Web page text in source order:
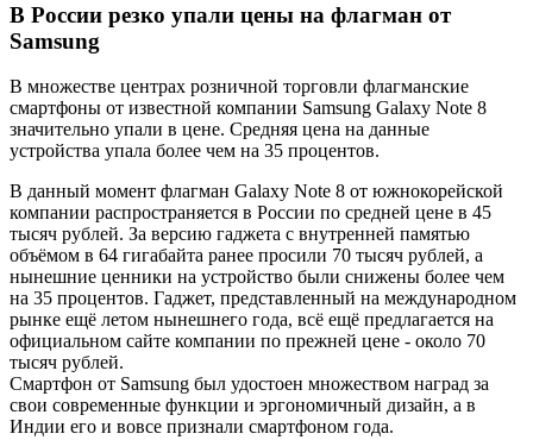
В России резко упали цены на флагман от
Samsung
В множестве центрах розничной торговли флагманские
смартфоны от известной компании Samsung Galaxy Note 8
значительно упали в цене. Средняя цена на данные
устройства упала более чем на 35 процентов.
В данный момент флагман Galaxy Note 8 от южнокорейской
компании распространяется в России по средней цене в 45
тысяч рублей. За версию гаджета с внутренней памятью
объёмом в 64 гигабайта ранее просили 70 тысяч рублей, а
нынешние ценники на устройство были снижены более чем
на 35 процентов. Гаджет, представленный на международном
рынке ещё летом нынешнего года, всё ещё предлагается на
официальном сайте компании по прежней цене - около 70
тысяч рублей.
Смартфон от Samsung был удостоен множеством наград за
свои современные функции и эргономичный дизайн, а в
Индии его и вовсе признали смартфоном года.